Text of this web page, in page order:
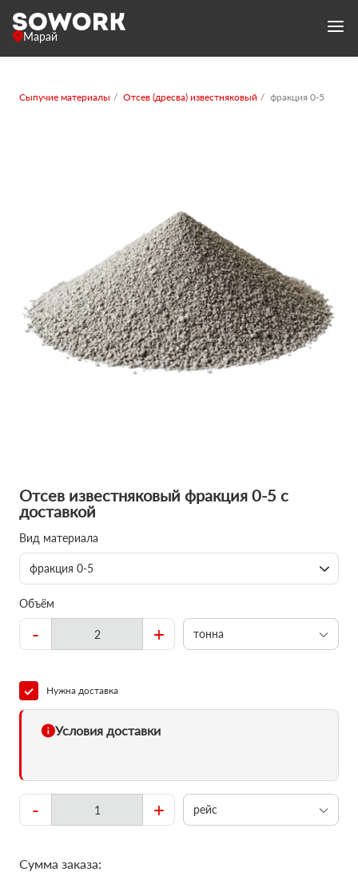
Марай
Сыпучие материалы Отсев (дресва) известняковый фракция 0-5
Отсев известняковый фракция 0-5 с
доставкой
Вид материала
фракция 0-5
Объём
- + тонна
Нужна доставка
Условия доставки
- + рейс
Сумма заказа: